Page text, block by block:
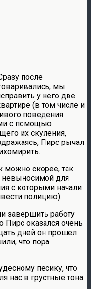
после
мы
у него две
(в том числе и
поведения
с помощью
их скуления,
Пирс рычал
можно скорее, так
невыносимой для
с которыми начали
полицию).
завершить работу
Пирс оказался очень
дней он прошел
что пора
песику, что
нас в грустные тона.